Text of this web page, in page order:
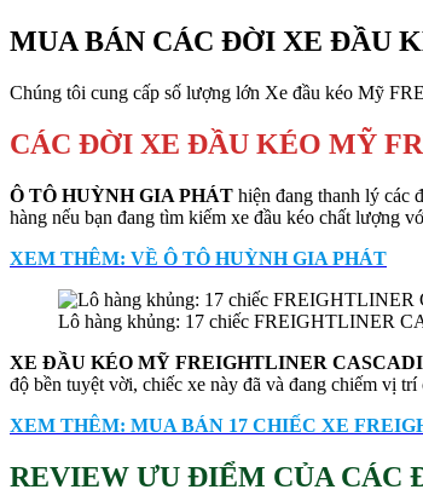
MUA BÁN CÁC ĐỜI XE ĐẦU
Chúng tôi cung cấp số lượng lớn Xe đầu kéo Mỹ
CÁC ĐỜI XE ĐẦU KÉO MỸ
Ô TÔ HUỲNH GIA PHÁT hiện đang thanh lý các
hàng nếu bạn đang tìm kiếm xe đầu kéo chất lượng
XEM THÊM: VỀ Ô TÔ HUỲNH GIA PHÁT
Lô hàng khủng: 17 chiếc FREIGHTLINER
XE ĐẦU KÉO MỸ FREIGHTLINER
độ bền tuyệt vời, chiếc xe này đã và đang chiếm vị
XEM THÊM: MUA BÁN 17 CHIẾC XE
REVIEW ƯU ĐIỂM CỦA CÁC